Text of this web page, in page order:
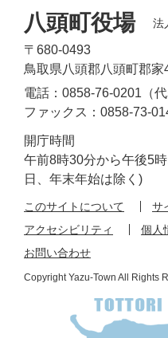
八頭町役場 法
〒680-0493
鳥取県八頭郡八頭町郡家
電話：0858-76-0201（代
ファックス：0858-73-
開庁時間
午前8時30分から午後5
日、年末年始は除く)
このサイトについて
サ
アクセシビリティ
個人
お問い合わせ
Copyright Yazu-Town All Rights